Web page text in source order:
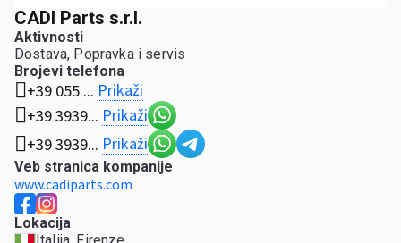
CADI Parts s.r.l.
Aktivnosti
Dostava, Popravka i servis
Brojevi telefona
+39 055 ... Prikaži
+39 3939... Prikaži
+39 3939... Prikaži
Veb stranica kompanije
www.cadiparts.com
Lokacija